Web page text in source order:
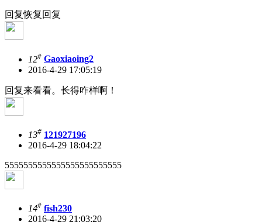
回复恢复回复
12# Gaoxiaoing2
2016-4-29 17:05:19
回复来看看。长得咋样啊！
13# 121927196
2016-4-29 18:04:22
5555555555555555555555555
14# fish230
2016-4-29 21:03:20